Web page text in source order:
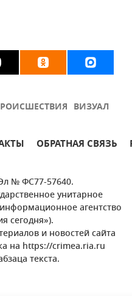
ВИЗУАЛ
ОБРАТНАЯ СВЯЗЬ
№ ФС77-57640.
унитарное
агентство
сегодня»).
и новостей сайта
на https://crimea.ria.ru
текста.